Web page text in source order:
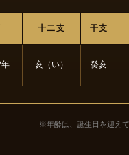
十二支 干支
亥（い） 癸亥
※年齢は、誕生日を迎えて